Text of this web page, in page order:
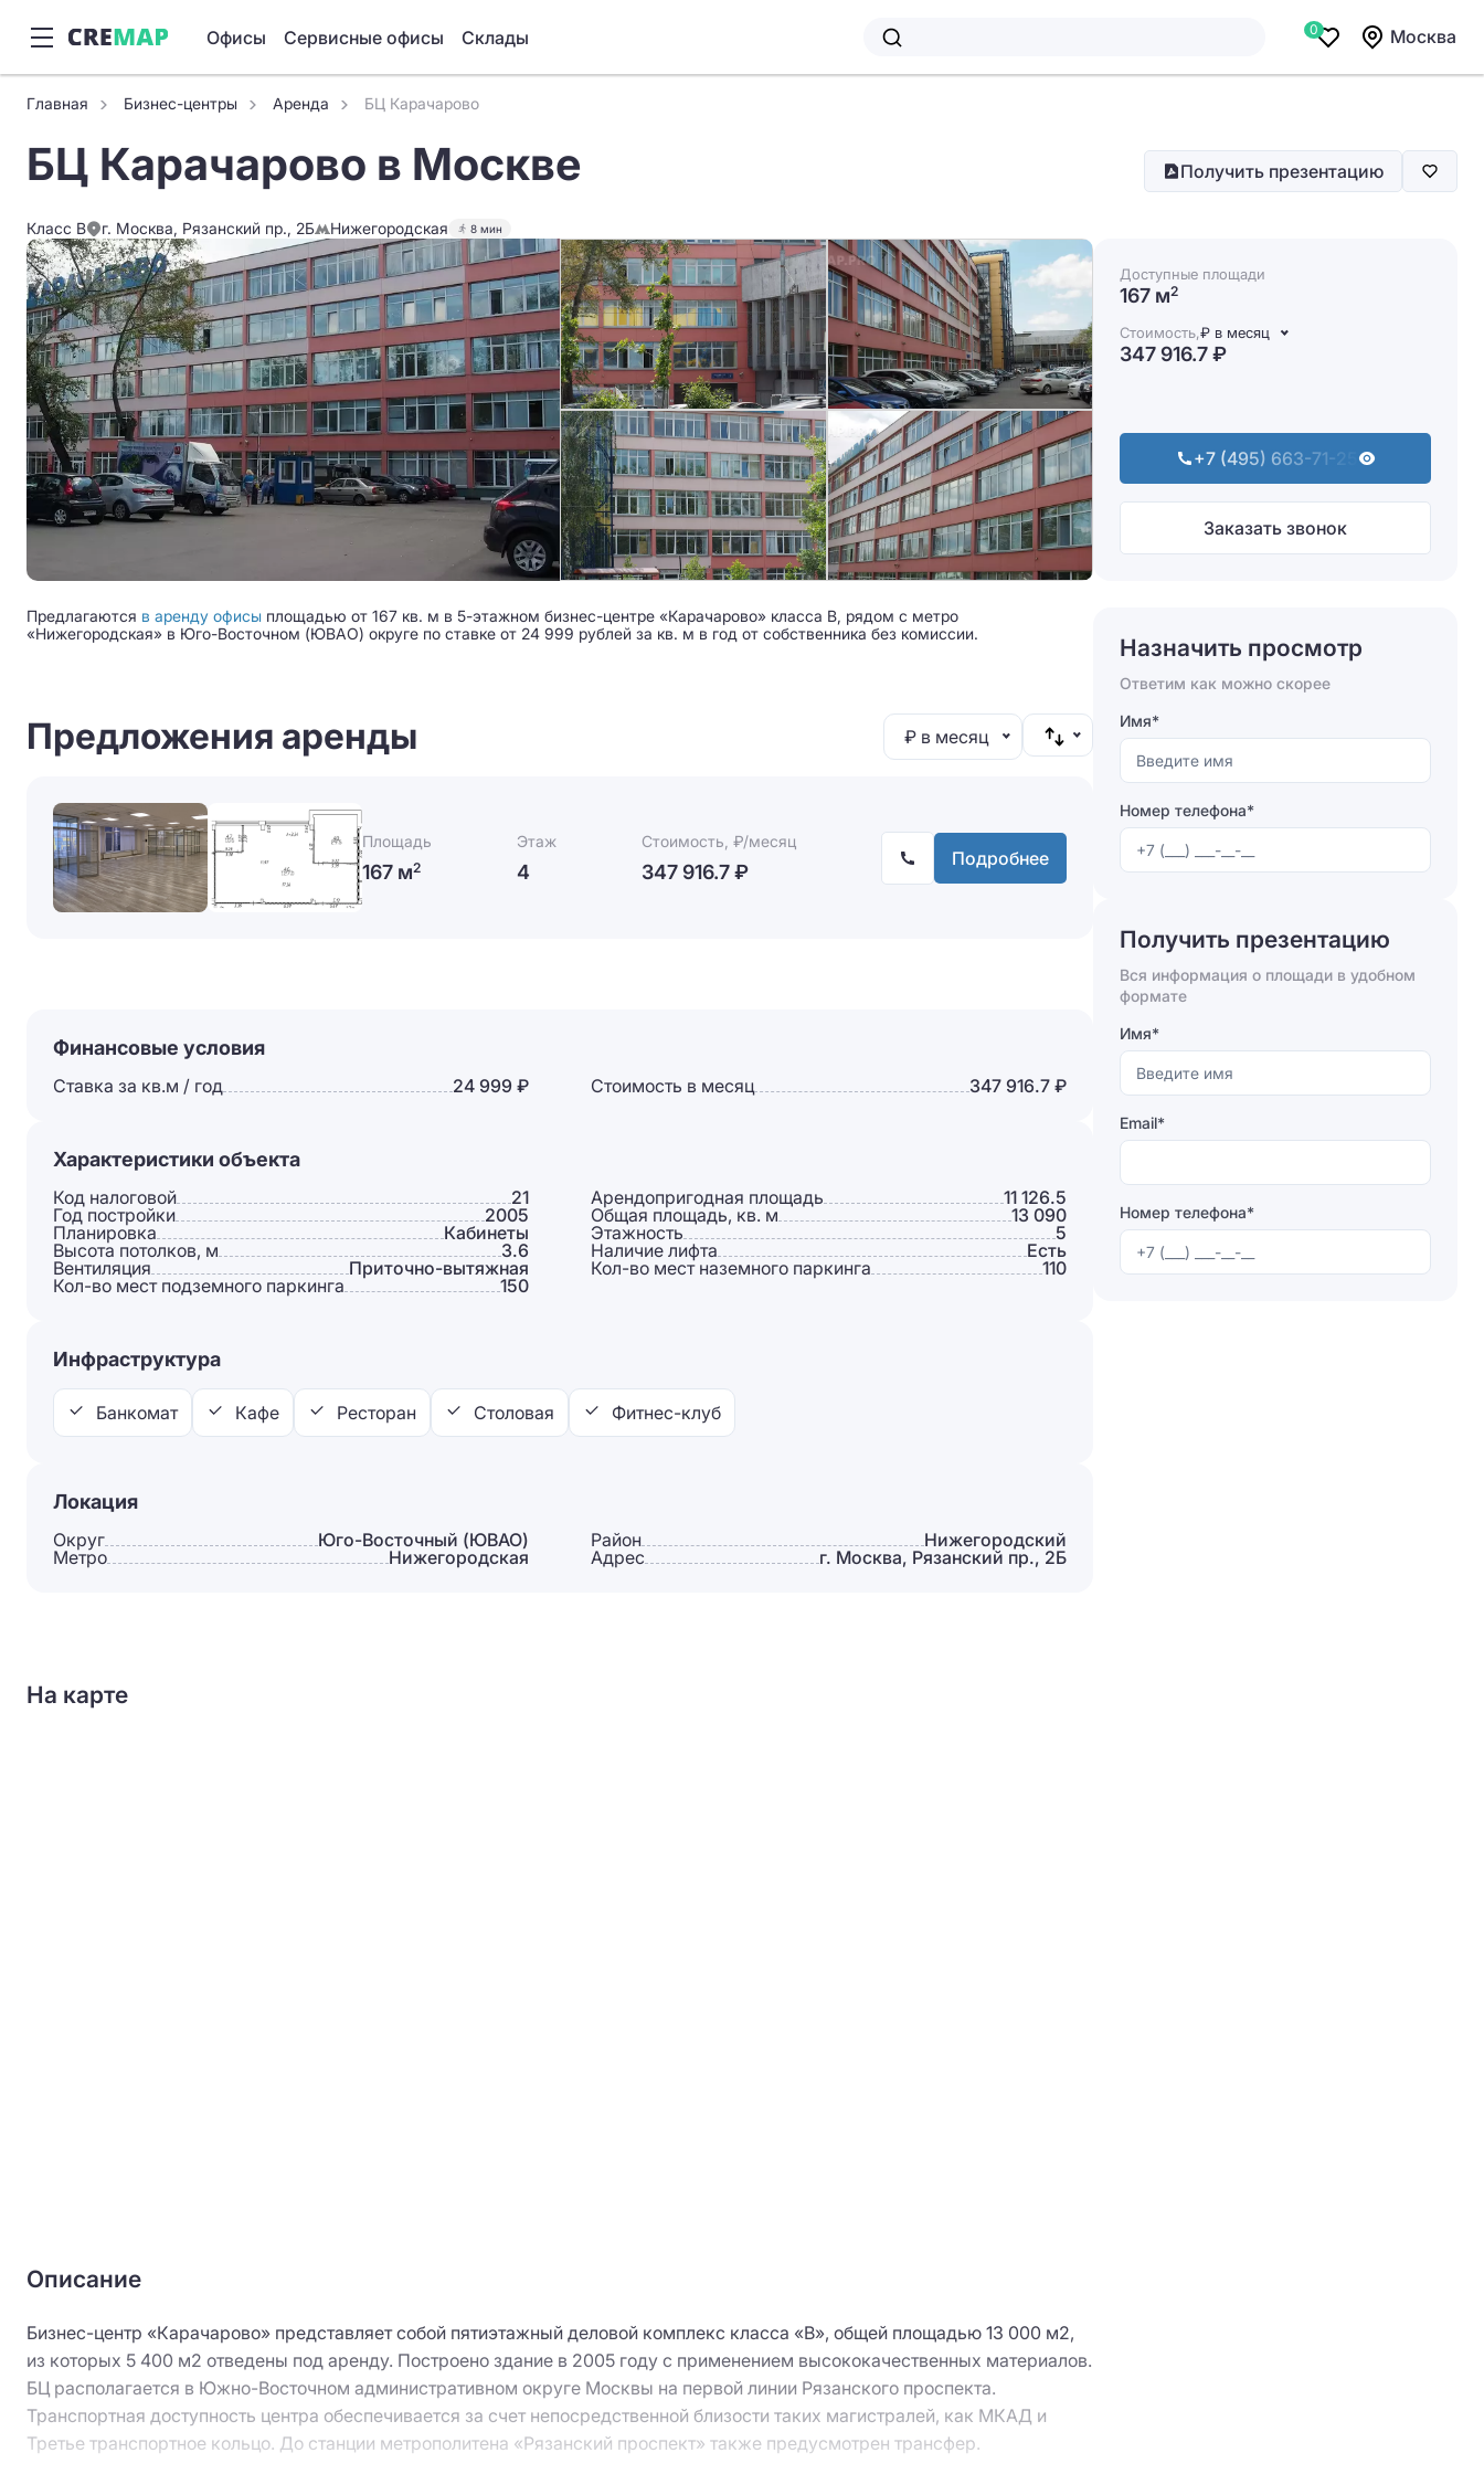
Офисы Сервисные офисы Склады 0 Москва
Главная Бизнес-центры Аренда БЦ Карачарово
БЦ Карачарово в Москве
Класс B г. Москва, Рязанский пр., 2Б Нижегородская 8 мин
Получить презентацию
Доступные площади
167 м2
Стоимость,₽ в месяц
347 916.7 ₽
+7 (495) 663-71-25
Заказать звонок
Предлагаются в аренду офисы площадью от 167 кв. м в 5-этажном бизнес-центре «Карачарово» класса B, рядом с метро
«Нижегородская» в Юго-Восточном (ЮВАО) округе по ставке от 24 999 рублей за кв. м в год от собственника без комиссии.
Предложения аренды ₽ в месяц
Площадь
167 м2
Этаж
4
Стоимость, ₽/месяц
347 916.7 ₽
Подробнее
Финансовые условия
Ставка за кв.м / год 24 999 ₽ Стоимость в месяц 347 916.7 ₽
Характеристики объекта
Код налоговой 21 Арендопригодная площадь
11 126.5
Год постройки
2005 Общая площадь, кв. м
13 090
Планировка
Кабинеты Этажность
5
Высота потолков, м
3.6 Наличие лифта
Есть
Вентиляция
Приточно-вытяжная Кол-во мест наземного паркинга
110
Кол-во мест подземного паркинга
150
Инфраструктура
Банкомат Кафе Ресторан Столовая Фитнес-клуб
Локация
Округ Юго-Восточный (ЮВАО) Район
Нижегородский
Метро
Нижегородская Адрес г. Москва, Рязанский пр., 2Б
На карте
Описание
Бизнес-центр «Карачарово» представляет собой пятиэтажный деловой комплекс класса «В», общей площадью 13 000 м2,
из которых 5 400 м2 отведены под аренду. Построено здание в 2005 году с применением высококачественных материалов.
БЦ располагается в Южно-Восточном административном округе Москвы на первой линии Рязанского проспекта.
Транспортная доступность центра обеспечивается за счет непосредственной близости таких магистралей, как МКАД и
Третье транспортное кольцо. До станции метрополитена «Рязанский проспект» также предусмотрен трансфер.
Назначить просмотр
Ответим как можно скорее
Имя*
Номер телефона*
Отправляя форму, вы соглашаетесь на
Отправить
Получить презентацию
Вся информация о площади в удобном
формате
Имя*
Email*
Номер телефона*